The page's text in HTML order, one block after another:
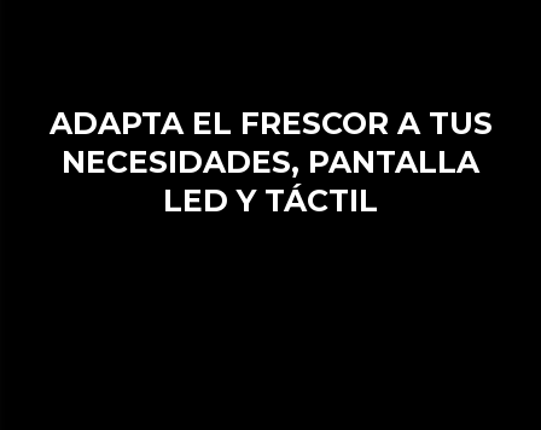
ADAPTA EL FRESCOR A TUS
NECESIDADES, PANTALLA
LED Y TÁCTIL